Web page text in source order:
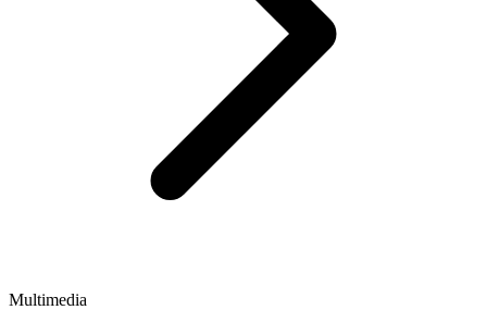
Multimedia